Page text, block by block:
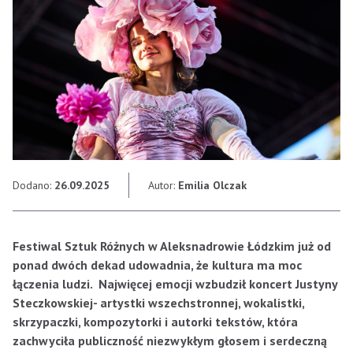
Dodano: 26.09.2025 Autor: Emilia Olczak
Festiwal Sztuk Różnych w Aleksnadrowie Łódzkim już od
ponad dwóch dekad udowadnia, że kultura ma moc
łączenia ludzi. Najwięcej emocji wzbudził koncert Justyny
Steczkowskiej- artystki wszechstronnej, wokalistki,
skrzypaczki, kompozytorki i autorki tekstów, która
zachwyciła publiczność niezwykłym głosem i serdeczną